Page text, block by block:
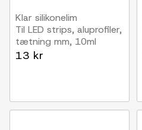
Klar silikonelim
Til LED strips, aluprofiler,
tætning mm, 10ml
13 kr